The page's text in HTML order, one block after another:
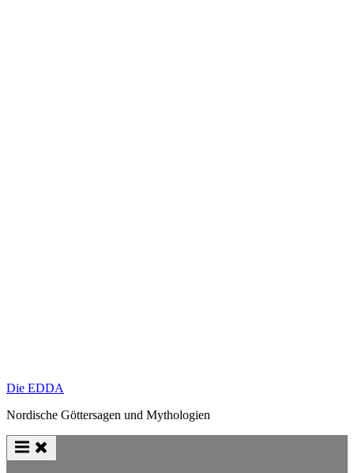
Die EDDA
Nordische Göttersagen und Mythologien